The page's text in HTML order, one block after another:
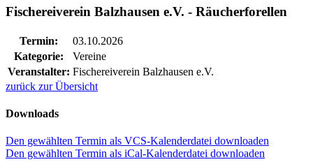
Fischereiverein Balzhausen e.V. - Räucherforellen
Termin:
03.10.2026
Kategorie:
Vereine
Veranstalter: Fischereiverein Balzhausen e.V.
zurück zur Übersicht
Downloads
Den gewählten Termin als VCS-Kalenderdatei downloaden
Den gewählten Termin als iCal-Kalenderdatei downloaden